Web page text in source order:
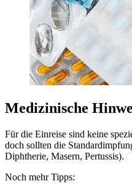
Medizinische
Für die Einreise sind keine
doch sollten die
Diphtherie, Masern, Pertussis).
Noch mehr Tipps: